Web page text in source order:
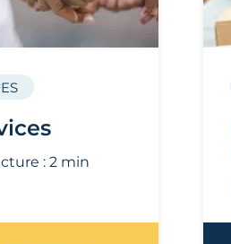
: 2 min